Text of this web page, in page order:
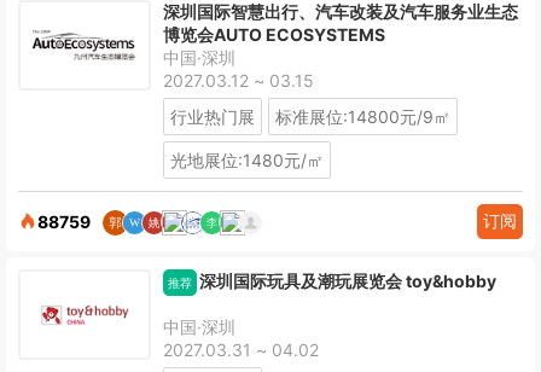
深圳国际智慧出行、汽车改装及汽车服务业生态
博览会AUTO ECOSYSTEMS
中国·深圳
2027.03.12 ~ 03.15
行业热门展
标准展位:14800元/9㎡
光地展位:1480元/㎡
88759 订阅
推荐 深圳国际玩具及潮玩展览会 toy&hobby
中国·深圳
2027.03.31 ~ 04.02